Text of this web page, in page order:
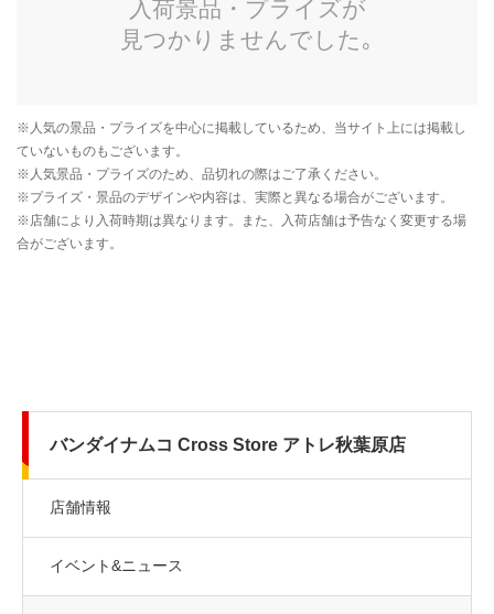
バンダイナムコ Cross Store アトレ秋葉原店
店舗情報
イベント&ニュース